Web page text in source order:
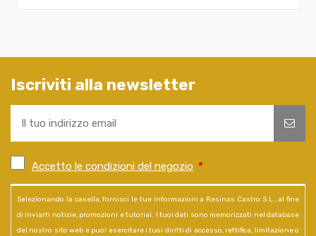
Iscriviti alla newsletter
Accetto le condizioni del negozio *
Selezionando la casella, fornisci le tue informazioni a Resinas Castro S.L., al fine
di inviarti notizie, promozioni e tutorial. I tuoi dati sono memorizzati nel database
del nostro sito web e puoi esercitare i tuoi diritti di accesso, rettifica, limitazione o